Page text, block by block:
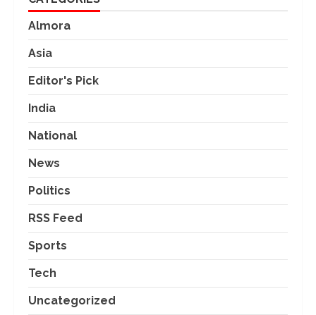
Almora
Asia
Editor's Pick
India
National
News
Politics
RSS Feed
Sports
Tech
Uncategorized